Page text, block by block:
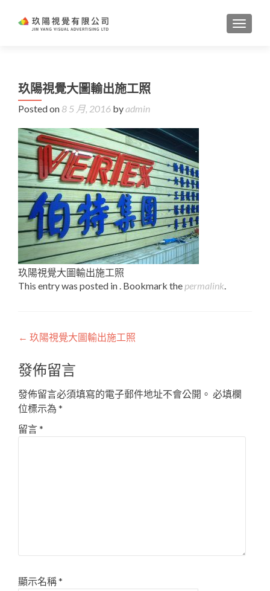
玖陽視覺大圖輸出施工照
Posted on 8 5 月, 2016 byadmin
玖陽視覺大圖輸出施工照
This entry was posted in . Bookmark the permalink.
Post
navigation
← 玖陽視覺大圖輸出施工照
發佈留言
發佈留言必須填寫的電子郵件地址不會公開。 必填欄
位標示為 *
留言*
顯示名稱*